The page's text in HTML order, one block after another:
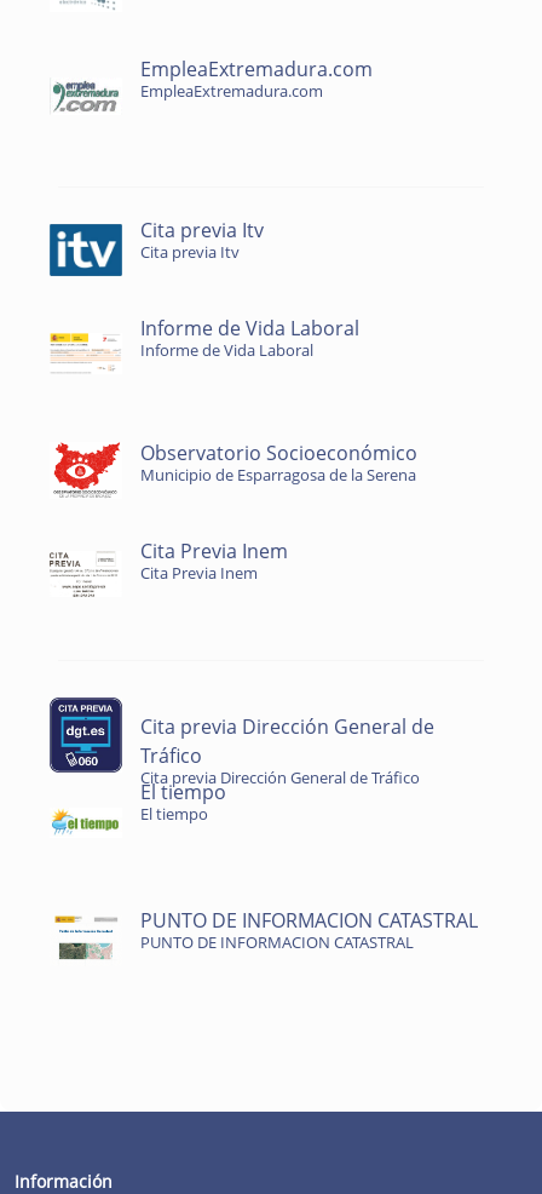
EmpleaExtremadura.com
EmpleaExtremadura.com
Cita previa Itv
Cita previa Itv
Informe de Vida Laboral
Informe de Vida Laboral
Observatorio Socioeconómico
Municipio de Esparragosa de la Serena
Cita Previa Inem
Cita Previa Inem
Cita previa Dirección General de
Tráfico
Cita previa Dirección General de Tráfico
El tiempo
El tiempo
PUNTO DE INFORMACION CATASTRAL
PUNTO DE INFORMACION CATASTRAL
Información